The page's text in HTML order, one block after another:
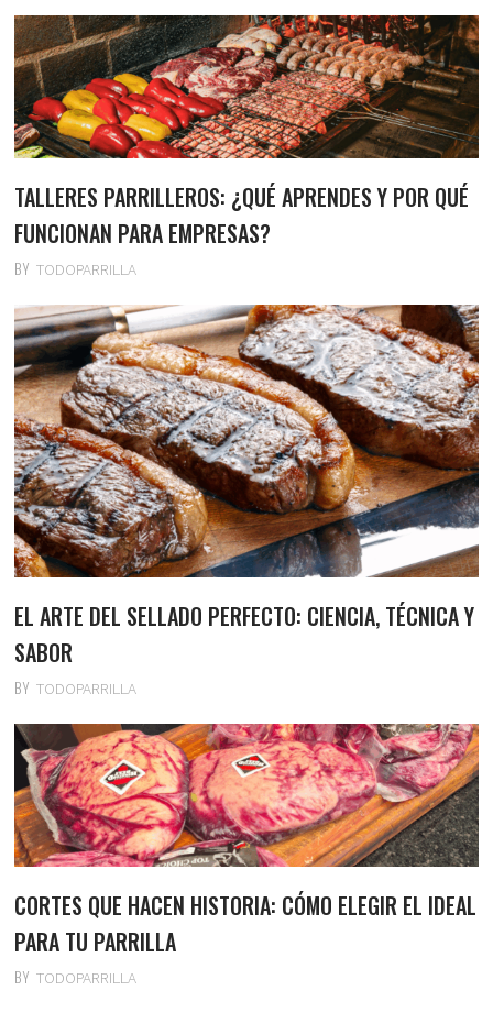
TALLERES PARRILLEROS: ¿QUÉ APRENDES Y POR QUÉ
FUNCIONAN PARA EMPRESAS?
BY TODOPARRILLA
EL ARTE DEL SELLADO PERFECTO: CIENCIA, TÉCNICA Y
SABOR
BY TODOPARRILLA
CORTES QUE HACEN HISTORIA: CÓMO ELEGIR EL IDEAL
PARA TU PARRILLA
BY TODOPARRILLA